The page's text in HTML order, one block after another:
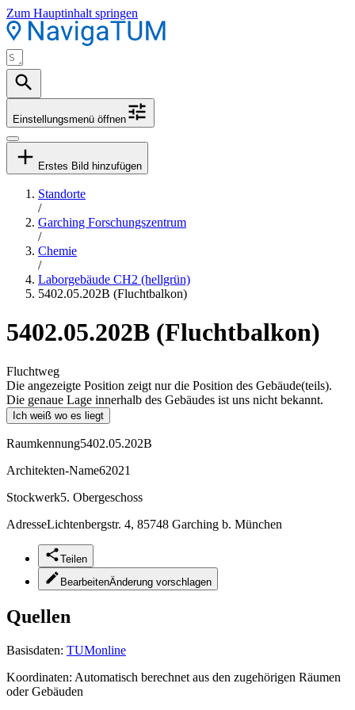
Zum Hauptinhalt springen
Einstellungsmenü öffnen
Erstes Bild hinzufügen
Standorte
/
Garching Forschungszentrum
/
Chemie
/
Laborgebäude CH2 (hellgrün)
5402.05.202B (Fluchtbalkon)
5402.05.202B (Fluchtbalkon)
Fluchtweg
Die angezeigte Position zeigt nur die Position des Gebäude(teils).
Die genaue Lage innerhalb des Gebäudes ist uns nicht bekannt.
Ich weiß wo es liegt
Raumkennung5402.05.202B
Architekten-Name62021
Stockwerk5. Obergeschoss
AdresseLichtenbergstr. 4, 85748 Garching b. München
Teilen
BearbeitenÄnderung vorschlagen
Quellen
Basisdaten: TUMonline
Koordinaten: Automatisch berechnet aus den zugehörigen Räumen
oder Gebäuden